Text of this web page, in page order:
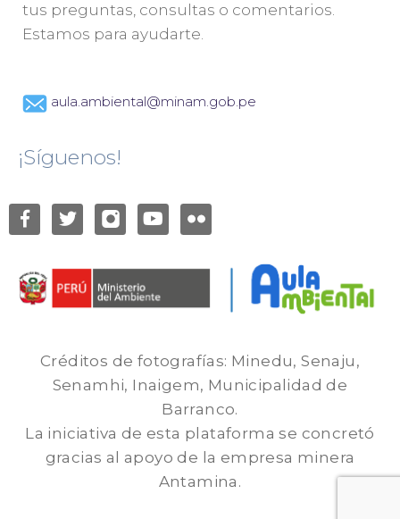
tus preguntas, consultas o comentarios.
Estamos para ayudarte.
aula.ambiental@minam.gob.pe
¡Síguenos!
Créditos de fotografías: Minedu, Senaju,
Senamhi, Inaigem, Municipalidad de
Barranco.
La iniciativa de esta plataforma se concretó
gracias al apoyo de la empresa minera
Antamina.